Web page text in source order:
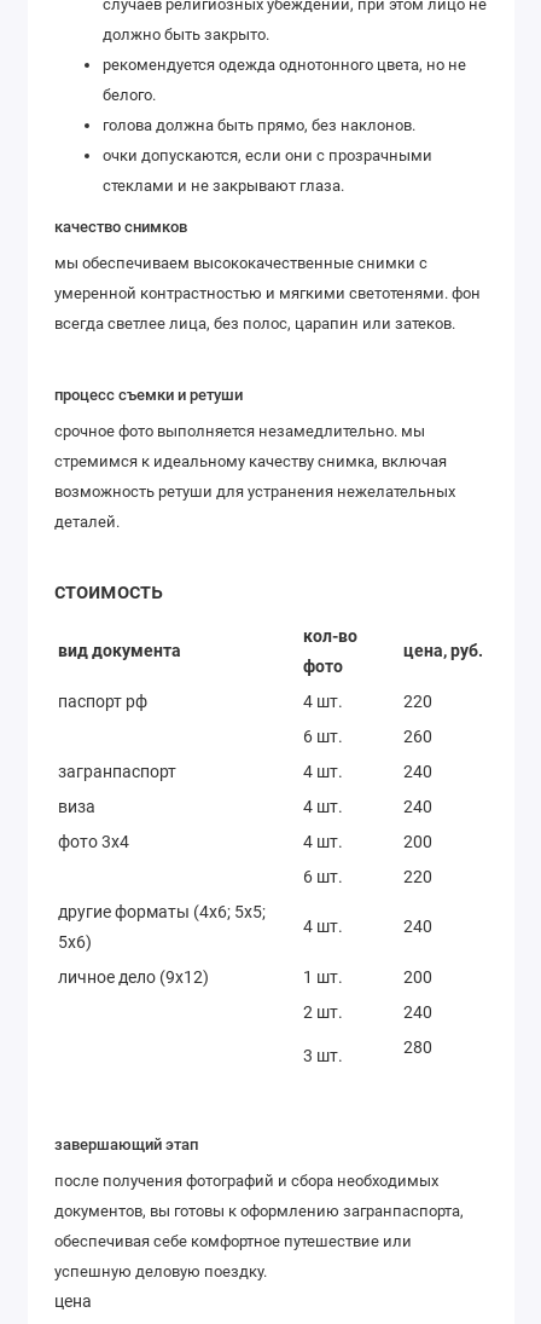
случаев религиозных убеждений, при этом лицо не
должно быть закрыто.
рекомендуется одежда однотонного цвета, но не
белого.
голова должна быть прямо, без наклонов.
очки допускаются, если они с прозрачными
стеклами и не закрывают глаза.
качество снимков
мы обеспечиваем высококачественные снимки с
умеренной контрастностью и мягкими светотенями. фон
всегда светлее лица, без полос, царапин или затеков.
процесс съемки и ретуши
срочное фото выполняется незамедлительно. мы
стремимся к идеальному качеству снимка, включая
возможность ретуши для устранения нежелательных
деталей.
стоимость
вид документа
кол-во
фото
цена, руб.
паспорт рф 4 шт.
220
6 шт.
260
загранпаспорт
4 шт.
240
виза
4 шт.
240
фото 3x4
4 шт.
200
6 шт.
220
другие форматы (4x6; 5x5;
5x6)
4 шт. 240
личное дело (9x12) 1 шт.
200
2 шт.
240
3 шт. 280
завершающий этап
после получения фотографий и сбора необходимых
документов, вы готовы к оформлению загранпаспорта,
обеспечивая себе комфортное путешествие или
успешную деловую поездку.
цена